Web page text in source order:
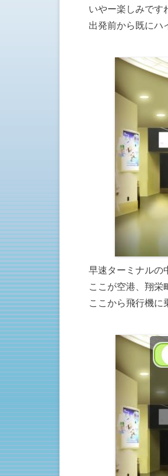
いやー楽しみです
出発前から既にハ
早速ターミナルの
ここが空港、翔栄
ここから飛行機に